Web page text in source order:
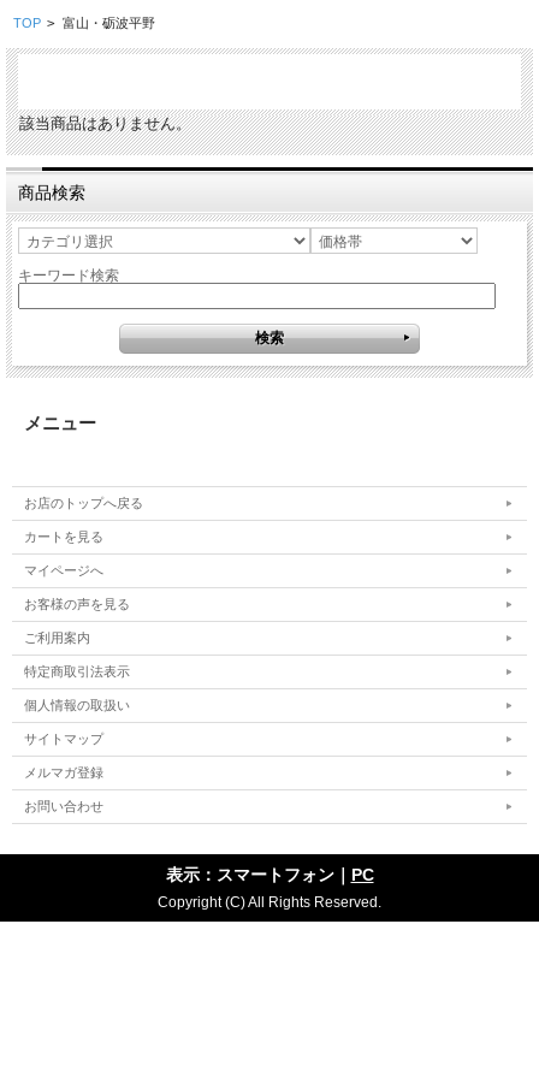
TOP > 富山・砺波平野
該当商品はありません。
商品検索
キーワード検索
メニュー
お店のトップへ戻る
カートを見る
マイページへ
お客様の声を見る
ご利用案内
特定商取引法表示
個人情報の取扱い
サイトマップ
メルマガ登録
お問い合わせ
表示：スマートフォン｜ PC
Copyright (C) All Rights Reserved.